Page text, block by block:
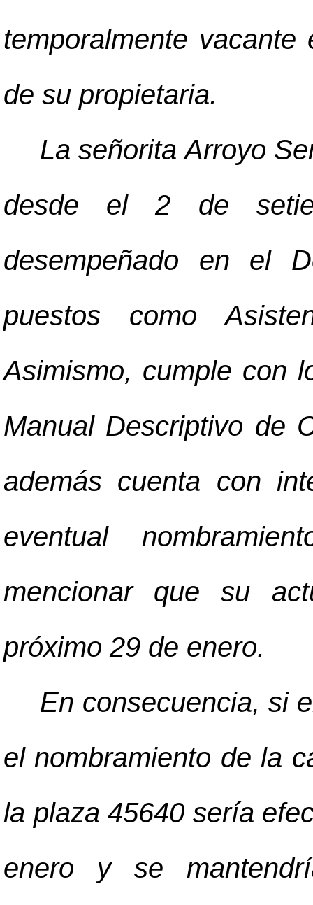
temporalmente
de su propietaria.
La señorita Arroyo
desde el 2 de
desempeñado en el
puestos como
Asimismo, cumple con
Manual Descriptivo de
además cuenta con
eventual
mencionar que su
próximo 29 de enero.
En consecuencia, si
el nombramiento de la
la plaza 45640 sería
enero y se